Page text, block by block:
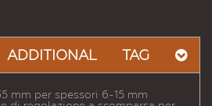
Amico
ADDITIONAL TAG
mm per spessori 6-15 mm